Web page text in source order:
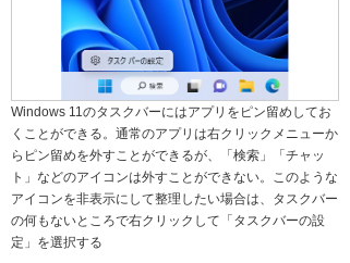
Windows 11のタスクバーにはアプリをピン留めしてお
くことができる。通常のアプリは右クリックメニューか
らピン留めを外すことができるが、「検索」「チャッ
ト」などのアイコンは外すことができない。このような
アイコンを非表示にして整理したい場合は、タスクバー
の何もないところで右クリックして「タスクバーの設
定」を選択する